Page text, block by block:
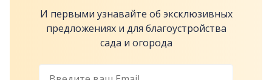
И первыми узнавайте об эксклюзивных
предложениях и для благоустройства
сада и огорода